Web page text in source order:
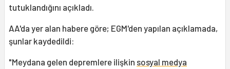
tutuklandığını açıkladı.
AA'da yer alan habere göre; EGM'den yapılan açıklamada,
şunlar kaydedildi:
"Meydana gelen depremlere ilişkin sosyal medya